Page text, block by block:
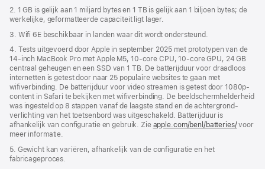
2. 1 GB is gelijk aan 1 miljard bytes en 1 TB is gelijk aan 1 biljoen bytes; de
werkelijke, geformatteerde capaciteit ligt lager.
3. Wifi 6E beschikbaar in landen waar dit wordt ondersteund.
4. Tests uitgevoerd door Apple in september 2025 met prototypen van de
14-inch MacBook Pro met Apple M5, 10-core CPU, 10-core GPU, 24 GB
centraal geheugen en een SSD van 1 TB. De batterijduur voor draadloos
internetten is getest door naar 25 populaire websites te gaan met
wifiverbinding. De batterijduur voor video streamen is getest door 1080p-
content in Safari te bekijken met wifiverbinding. De beeldscherm­helderheid
was ingesteld op 8 stappen vanaf de laagste stand en de achtergrond­
verlichting van het toetsenbord was uitgeschakeld. Batterijduur is
afhankelijk van configuratie en gebruik. Zie apple.com/benl/batteries/voor
meer informatie.
5. Gewicht kan variëren, afhankelijk van de configuratie en het
fabricageproces.